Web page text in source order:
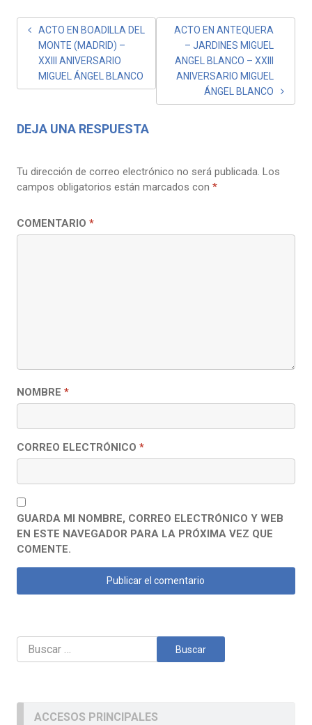
NAVEGACIÓN
ENTRADAS
ACTO EN BOADILLA DEL
MONTE (MADRID) –
XXIII ANIVERSARIO
MIGUEL ÁNGEL BLANCO
ACTO EN ANTEQUERA
– JARDINES MIGUEL
ANGEL BLANCO – XXIII
ANIVERSARIO MIGUEL
ÁNGEL BLANCO
DEJA UNA RESPUESTA
Tu dirección de correo electrónico no será publicada. Los
campos obligatorios están marcados con *
COMENTARIO *
NOMBRE *
CORREO ELECTRÓNICO *
GUARDA MI NOMBRE, CORREO ELECTRÓNICO Y WEB
EN ESTE NAVEGADOR PARA LA PRÓXIMA VEZ QUE
COMENTE.
Buscar:
ACCESOS PRINCIPALES